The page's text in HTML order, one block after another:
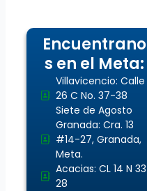
Encuentrano
s en el Meta:
Villavicencio: Calle
26 C No. 37-38
Siete de Agosto
Granada: Cra. 13
#14-27, Granada,
Meta.
Acacias: CL 14 N 33
28